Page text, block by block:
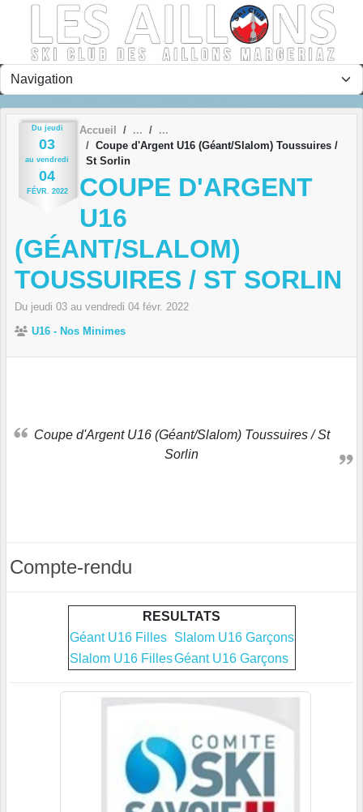
Du jeudi
03
au vendredi
04
FÉVR. 2022
Accueil
Coupe d'Argent U16 (Géant/Slalom) Toussuires /
St Sorlin
COUPE D'ARGENT
U16
(GÉANT/SLALOM)
TOUSSUIRES / ST SORLIN
Du jeudi 03 au vendredi 04 févr. 2022
U16 - Nos Minimes
Coupe d'Argent U16 (Géant/Slalom) Toussuires / St
Sorlin
Compte-rendu
RESULTATS
Géant U16 Filles
Slalom U16 Garçons
Slalom U16 FillesGéant U16 Garçons
Panneau de gestion des cookies